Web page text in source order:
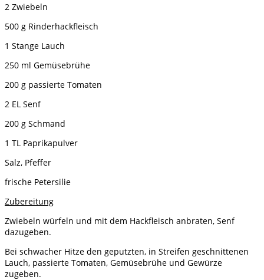
2 Zwiebeln
500 g Rinderhackfleisch
1 Stange Lauch
250 ml Gemüsebrühe
200 g passierte Tomaten
2 EL Senf
200 g Schmand
1 TL Paprikapulver
Salz, Pfeffer
frische Petersilie
Zubereitung
Zwiebeln würfeln und mit dem Hackfleisch anbraten, Senf
dazugeben.
Bei schwacher Hitze den geputzten, in Streifen geschnittenen
Lauch, passierte Tomaten, Gemüsebrühe und Gewürze
zugeben.